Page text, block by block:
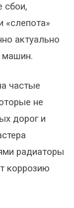
сбои,
«слепота»
актуально
машин.
частые
не
дорог и
радиаторы
коррозию